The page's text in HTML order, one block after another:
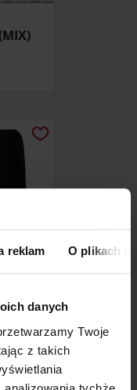
reklam O plikach
danych
Twoje
z takich